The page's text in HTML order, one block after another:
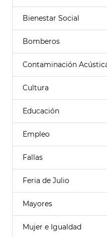
Bienestar Social
Bomberos
Contaminación
Cultura
Educación
Empleo
Fallas
Feria de Julio
Mayores
Mujer e Igualdad